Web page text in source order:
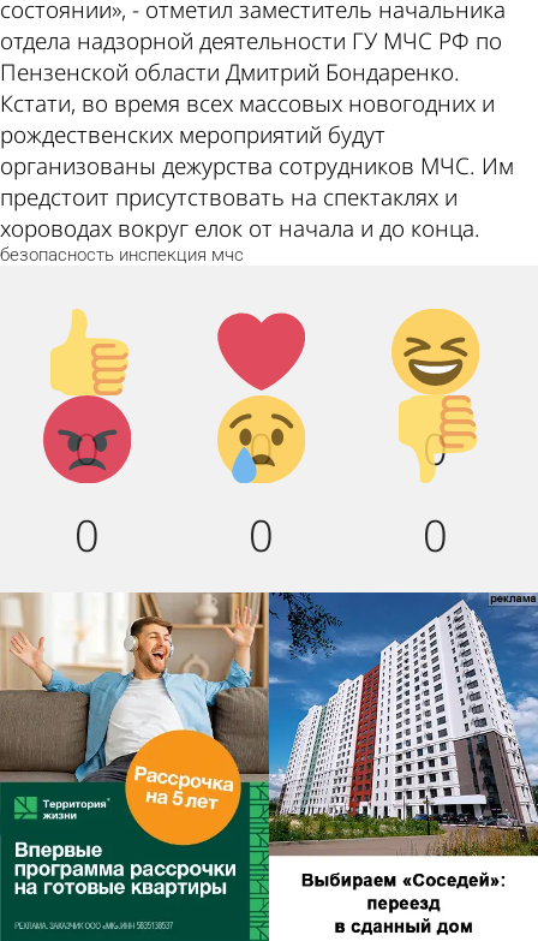
состоянии», - отметил заместитель начальника
отдела надзорной деятельности ГУ МЧС РФ по
Пензенской области Дмитрий Бондаренко.
Кстати, во время всех массовых новогодних и
рождественских мероприятий будут
организованы дежурства сотрудников МЧС. Им
предстоит присутствовать на спектаклях и
хороводах вокруг елок от начала и до конца.
безопасность инспекция мчс
Палец
вверх!
0
Лайк!
0
Дикий
смех!
0
Агрессия!
0
Грусть :
(
0
Палец
вниз!
0